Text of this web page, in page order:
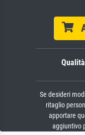
Se desideri
ritaglio
apportare
aggiuntivo